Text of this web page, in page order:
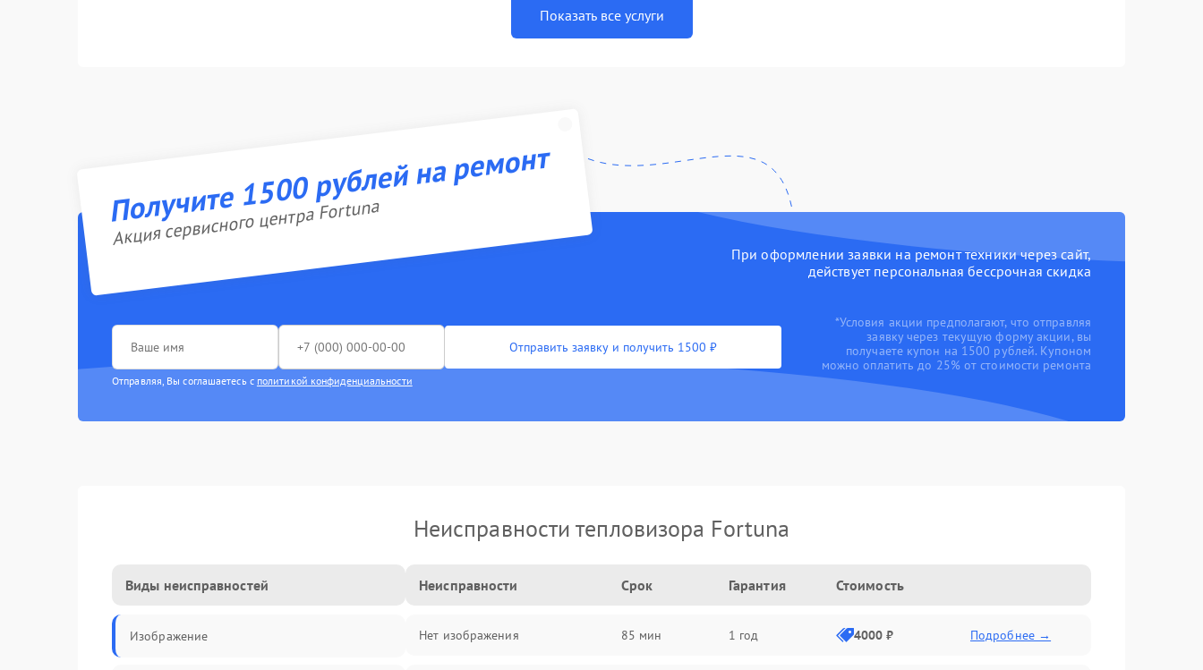
Показать все услуги
Получите 1500 рублей на ремонт
Акция сервисного центра Fortuna
При оформлении заявки на ремонт техники через сайт,
действует персональная бессрочная скидка
Отправить заявку и получить 1500 ₽
Отправляя, Вы соглашаетесь с политикой конфиденциальности
*Условия акции предполагают, что отправляя
заявку через текущую форму акции, вы
получаете купон на 1500 рублей. Купоном
можно оплатить до 25% от стоимости ремонта
Неисправности тепловизора Fortuna
Виды неисправностей
Изображение
Неисправности Срок Гарантия Стоимость
Нет изображения 85 мин 1 год 4000 ₽ Подробнее →